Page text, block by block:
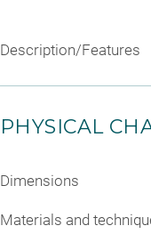
Description/Features
PHYSICAL
Dimensions
Materials and